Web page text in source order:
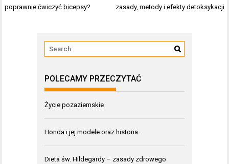
wpisu
poprawnie ćwiczyć bicepsy? zasady, metody i efekty detoksykacji
POLECAMY PRZECZYTAĆ
Życie pozaziemskie
Honda i jej modele oraz historia.
Dieta św. Hildegardy – zasady zdrowego